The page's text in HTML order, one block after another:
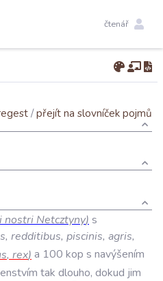
čtenář
/přejít na slovníček pojmů
nostri Netcztyny) s
, redditibus, piscinis, agris,
, rex) a 100 kop s navýšením
tak dlouho, dokud jim